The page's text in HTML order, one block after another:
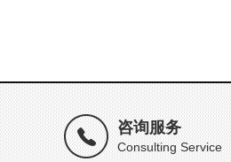
咨询服务
Consulting Service